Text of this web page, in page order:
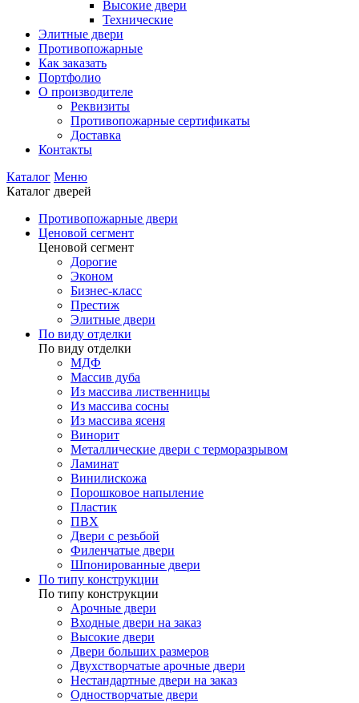
Высокие двери
Технические
Элитные двери
Противопожарные
Как заказать
Портфолио
О производителе
Реквизиты
Противопожарные сертификаты
Доставка
Контакты
Каталог Меню
Каталог дверей
Противопожарные двери
Ценовой сегмент
Ценовой сегмент
Дорогие
Эконом
Бизнес-класс
Престиж
Элитные двери
По виду отделки
По виду отделки
МДФ
Массив дуба
Из массива лиственницы
Из массива сосны
Из массива ясеня
Винорит
Металлические двери с терморазрывом
Ламинат
Винилискожа
Порошковое напыление
Пластик
ПВХ
Двери с резьбой
Филенчатые двери
Шпонированные двери
По типу конструкции
По типу конструкции
Арочные двери
Входные двери на заказ
Высокие двери
Двери больших размеров
Двухстворчатые арочные двери
Нестандартные двери на заказ
Одностворчатые двери